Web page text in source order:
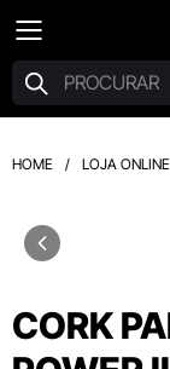
HOME / LOJA ONLINE
CORK